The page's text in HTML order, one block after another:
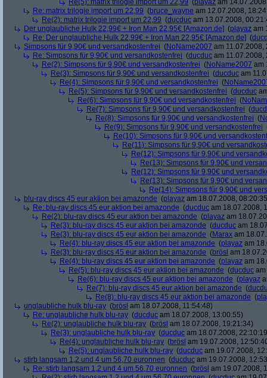
Re(5): matrix trilogie import um 22,99 (playaz am
Re: matrix trilogie import um 22,99 (bruce_wayne am 12.07.2008,
Re(2): matrix trilogie import um 22,99 (ducduc am 13.07.2008,
Der unglaubliche Hulk 22,99€ + Iron Man 22,95€ [Amazon.de] (playaz am
Re: Der unglaubliche Hulk 22,99€ + Iron Man 22,95€ [Amazon.de] (
Simpsons für 9,90€ und versandkostenfrei (NoName2007 am 11.07.2008,
Re: Simpsons für 9,90€ und versandkostenfrei (ducduc am 11.07.2008,
Re(2): Simpsons für 9,90€ und versandkostenfrei (NoName2007 am
Re(3): Simpsons für 9,90€ und versandkostenfrei (ducduc am
Re(4): Simpsons für 9,90€ und versandkostenfrei (
Re(5): Simpsons für 9,90€ und versandkostenfrei (ducduc
Re(6): Simpsons für 9,90€ und versandkostenfrei (
Re(7): Simpsons für 9,90€ und versandkostenfrei (
Re(8): Simpsons für 9,90€ und versandkostenfrei (
Re(9): Simpsons für 9,90€ und versandkostenfrei
Re(10): Simpsons für 9,90€ und
Re(11): Simpsons für 9,90€ und
Re(12): Simpsons für 9,90€ und
Re(13): Simpsons für 9,90€ und
Re(12): Simpsons für 9,90€ und
Re(13): Simpsons für 9,90€ und
Re(14): Simpsons für 9,90€ und
blu-ray discs 45 eur aktion bei amazonde (playaz am 18.07.2008,
Re: blu-ray discs 45 eur aktion bei amazonde (ducduc am 18.07.2008,
Re(2): blu-ray discs 45 eur aktion bei amazonde (playaz am
Re(3): blu-ray discs 45 eur aktion bei amazonde (ducduc am
Re(3): blu-ray discs 45 eur aktion bei amazonde (Marax am
Re(4): blu-ray discs 45 eur aktion bei amazonde (playaz am
Re(3): blu-ray discs 45 eur aktion bei amazonde (brösl am
Re(4): blu-ray discs 45 eur aktion bei amazonde (playaz am
Re(5): blu-ray discs 45 eur aktion bei amazonde (ducduc
Re(6): blu-ray discs 45 eur aktion bei amazonde (playaz
Re(7): blu-ray discs 45 eur aktion bei amazonde (
Re(8): blu-ray discs 45 eur aktion bei amazonde (
unglaubliche hulk blu-ray (brösl am 18.07.2008, 11:54:48)
Re: unglaubliche hulk blu-ray (ducduc am 18.07.2008, 13:00:55)
Re(2): unglaubliche hulk blu-ray (brösl am 18.07.2008, 19:21:34)
Re(3): unglaubliche hulk blu-ray (ducduc am 18.07.2008,
Re(4): unglaubliche hulk blu-ray (brösl am 19.07.2008,
Re(5): unglaubliche hulk blu-ray (ducduc am 19.07.2008,
stirb langsam 1,2 und 4 um 56,70 euronnen (ducduc am 19.07.2008,
Re: stirb langsam 1,2 und 4 um 56,70 euronnen (brösl am 19.07.2008,